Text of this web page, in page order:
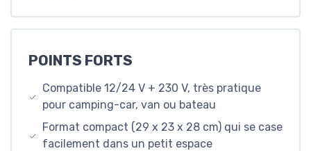
POINTS FORTS
Compatible 12/24 V + 230 V, très pratique
pour camping-car, van ou bateau
Format compact (29 x 23 x 28 cm) qui se case
facilement dans un petit espace